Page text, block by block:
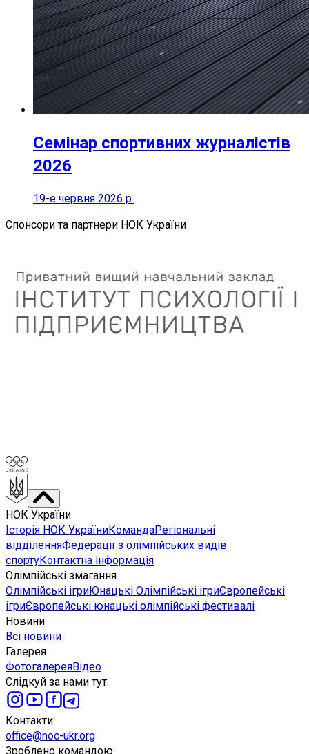
Семінар спортивних журналістів
2026
19-е червня 2026 р.
Спонсори та партнери НОК України
НОК України
Історія НОК УкраїниКомандаРегіональні
відділенняФедерації з олімпійських видів
спортуКонтактна інформація
Олімпійські змагання
Олімпійські ігриЮнацькі Олімпійські ігриЄвропейські
ігриЄвропейські юнацькі олімпійські фестивалі
Новини
Всі новини
Галерея
ФотогалереяВідео
Слідкуй за нами тут:
Контакти:
office@noc-ukr.org
Зроблено командою: